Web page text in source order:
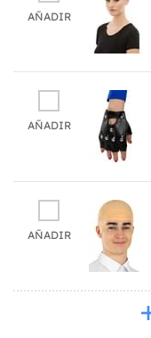
AÑADIR
AÑADIR
AÑADIR